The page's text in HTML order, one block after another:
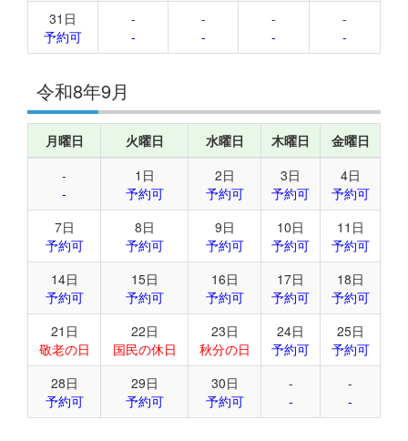
31日
予約可
-
-
-
-
-
-
-
-
令和8年9月
月曜日 火曜日 水曜日 木曜日
金曜日
-
-
1日
予約可
2日
予約可
3日
予約可
4日
予約可
7日
予約可
8日
予約可
9日
予約可
10日
予約可
11日
予約可
14日
予約可
15日
予約可
16日
予約可
17日
予約可
18日
予約可
21日
敬老の日
22日
国民の休日
23日
秋分の日
24日
予約可
25日
予約可
28日
予約可
29日
予約可
30日
予約可
-
-
-
-